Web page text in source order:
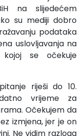
na slijedećem
su mediji dobro
podataka
uslovljavanja na
se očekuje
riješi do 10.
vrijeme za
Očekujem da
izmjena, jer je on
Ne vidim razloga